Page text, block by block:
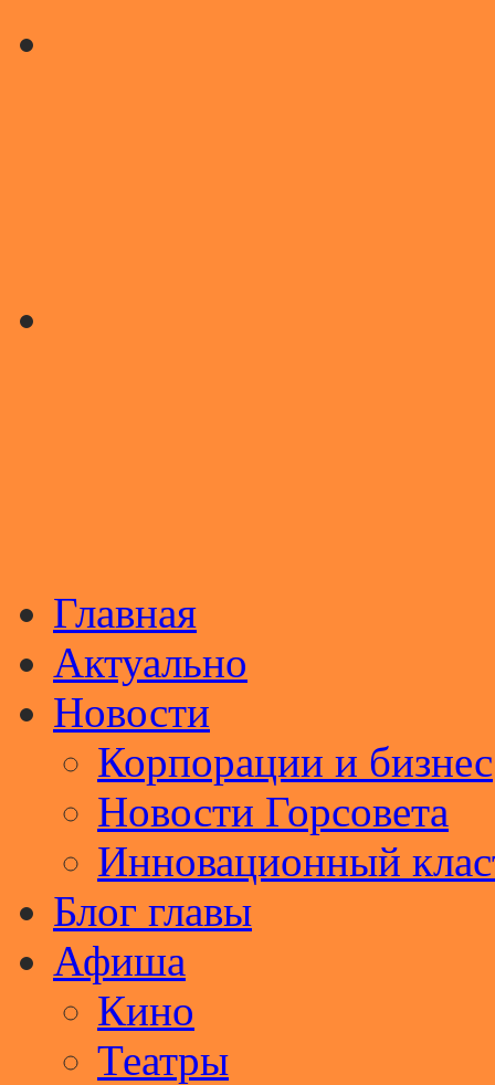
Главная
Актуально
Новости
Корпорации и бизнес
Новости Горсовета
Инновационный
Блог главы
Афиша
Кино
Театры